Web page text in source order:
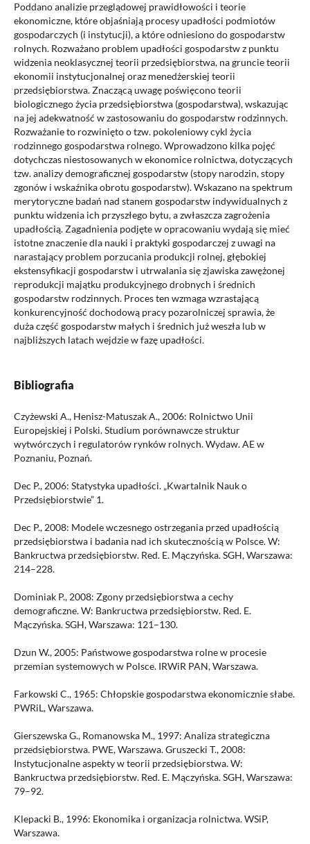
Poddano analizie przeglądowej prawidłowości i teorie
ekonomiczne, które objaśniają procesy upadłości podmiotów
gospodarczych (i instytucji), a które odniesiono do gospodarstw
rolnych. Rozważano problem upadłości gospodarstw z punktu
widzenia neoklasycznej teorii przedsiębiorstwa, na gruncie teorii
ekonomii instytucjonalnej oraz menedżerskiej teorii
przedsiębiorstwa. Znaczącą uwagę poświęcono teorii
biologicznego życia przedsiębiorstwa (gospodarstwa), wskazując
na jej adekwatność w zastosowaniu do gospodarstw rodzinnych.
Rozważanie to rozwinięto o tzw. pokoleniowy cykl życia
rodzinnego gospodarstwa rolnego. Wprowadzono kilka pojęć
dotychczas niestosowanych w ekonomice rolnictwa, dotyczących
tzw. analizy demograficznej gospodarstw (stopy narodzin, stopy
zgonów i wskaźnika obrotu gospodarstw). Wskazano na spektrum
merytoryczne badań nad stanem gospodarstw indywidualnych z
punktu widzenia ich przyszłego bytu, a zwłaszcza zagrożenia
upadłością. Zagadnienia podjęte w opracowaniu wydają się mieć
istotne znaczenie dla nauki i praktyki gospodarczej z uwagi na
narastający problem porzucania produkcji rolnej, głębokiej
ekstensyfikacji gospodarstw i utrwalania się zjawiska zawężonej
reprodukcji majątku produkcyjnego drobnych i średnich
gospodarstw rodzinnych. Proces ten wzmaga wzrastającą
konkurencyjność dochodową pracy pozarolniczej sprawia, że
duża część gospodarstw małych i średnich już weszła lub w
najbliższych latach wejdzie w fazę upadłości.
Bibliografia
Czyżewski A., Henisz-Matuszak A., 2006: Rolnictwo Unii
Europejskiej i Polski. Studium porównawcze struktur
wytwórczych i regulatorów rynków rolnych. Wydaw. AE w
Poznaniu, Poznań.
Dec P., 2006: Statystyka upadłości. „Kwartalnik Nauk o
Przedsiębiorstwie” 1.
Dec P., 2008: Modele wczesnego ostrzegania przed upadłością
przedsiębiorstwa i badania nad ich skutecznością w Polsce. W:
Bankructwa przedsiębiorstw. Red. E. Mączyńska. SGH, Warszawa:
214–228.
Dominiak P., 2008: Zgony przedsiębiorstwa a cechy
demograficzne. W: Bankructwa przedsiębiorstw. Red. E.
Mączyńska. SGH, Warszawa: 121–130.
Dzun W., 2005: Państwowe gospodarstwa rolne w procesie
przemian systemowych w Polsce. IRWiR PAN, Warszawa.
Farkowski C., 1965: Chłopskie gospodarstwa ekonomicznie słabe.
PWRiL, Warszawa.
Gierszewska G., Romanowska M., 1997: Analiza strategiczna
przedsiębiorstwa. PWE, Warszawa. Gruszecki T., 2008:
Instytucjonalne aspekty w teorii przedsiębiorstwa. W:
Bankructwa przedsiębiorstw. Red. E. Mączyńska. SGH, Warszawa:
79–92.
Klepacki B., 1996: Ekonomika i organizacja rolnictwa. WSiP,
Warszawa.